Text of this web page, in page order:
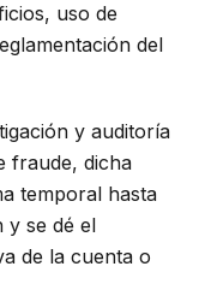
uso de
del
y auditoría
fraude, dicha
temporal hasta
y se dé el
de la cuenta o